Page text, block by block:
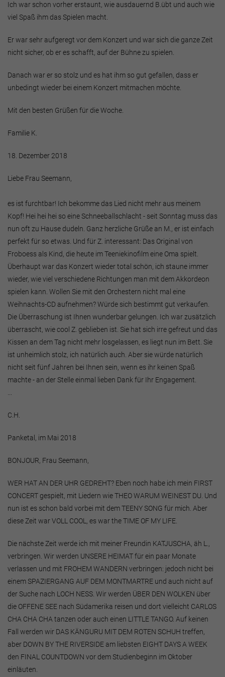
Ich war schon vorher erstaunt, wie ausdauernd B.übt und auch wie
viel Spaß ihm das Spielen macht.
Er war sehr aufgeregt vor dem Konzert und war sich die ganze Zeit
nicht sicher, ob er es schafft, auf der Bühne zu spielen.
Danach war er so stolz und es hat ihm so gut gefallen, dass er
unbedingt wieder bei einem Konzert mitmachen möchte.
Mit den besten Grüßen für die Woche.
Familie K.
18. Dezember 2018
Liebe Frau Seemann,
es ist furchtbar! Ich bekomme das Lied nicht mehr aus meinem
Kopf! Hei hei hei so eine Schneeballschlacht - seit Sonntag muss das
nun oft zu Hause dudeln. Ganz herzliche Grüße an M., er ist einfach
perfekt für so etwas. Und für Z. interessant: Das Original von
Froboess als Kind, die heute im Teeniekinofilm eine Oma spielt.
Überhaupt war das Konzert wieder total schön, ich staune immer
wieder, wie viel verschiedene Richtungen man mit dem Akkordeon
spielen kann. Wollen Sie mit den Orchestern nicht mal eine
Weihnachts-CD aufnehmen? Würde sich bestimmt gut verkaufen.
Die Überraschung ist Ihnen wunderbar gelungen. Ich war zusätzlich
überrascht, wie cool Z. geblieben ist. Sie hat sich irre gefreut und das
Kissen an dem Tag nicht mehr losgelassen, es liegt nun im Bett. Sie
ist unheimlich stolz, ich natürlich auch. Aber sie würde natürlich
nicht seit fünf Jahren bei Ihnen sein, wenn es ihr keinen Spaß
machte - an der Stelle einmal lieben Dank für Ihr Engagement.
C.H.
Panketal, im Mai 2018
BONJOUR, Frau Seemann,
WER HAT AN DER UHR GEDREHT? Eben noch habe ich mein FIRST
CONCERT gespielt, mit Liedern wie THEO WARUM WEINEST DU. Und
nun ist es schon bald vorbei mit dem TEENY SONG für mich. Aber
diese Zeit war VOLL COOL, es war the TIME OF MY LIFE.
Die nächste Zeit werde ich mit meiner Freundin KATJUSCHA, äh L.,
verbringen. Wir werden UNSERE HEIMAT für ein paar Monate
verlassen und mit FROHEM WANDERN verbringen: jedoch nicht bei
einem SPAZIERGANG AUF DEM MONTMARTRE und auch nicht auf
der Suche nach LOCH NESS. Wir werden ÜBER DEN WOLKEN über
die OFFENE SEE nach Südamerika reisen und dort vielleicht CARLOS
CHA CHA CHA tanzen oder auch einen LITTLE TANGO. Auf keinen
Fall werden wir DAS KÄNGURU MIT DEM ROTEN SCHUH treffen,
aber DOWN BY THE RIVERSIDE am liebsten EIGHT DAYS A WEEK
den FINAL COUNTDOWN vor dem Studienbeginn im Oktober
einläuten.